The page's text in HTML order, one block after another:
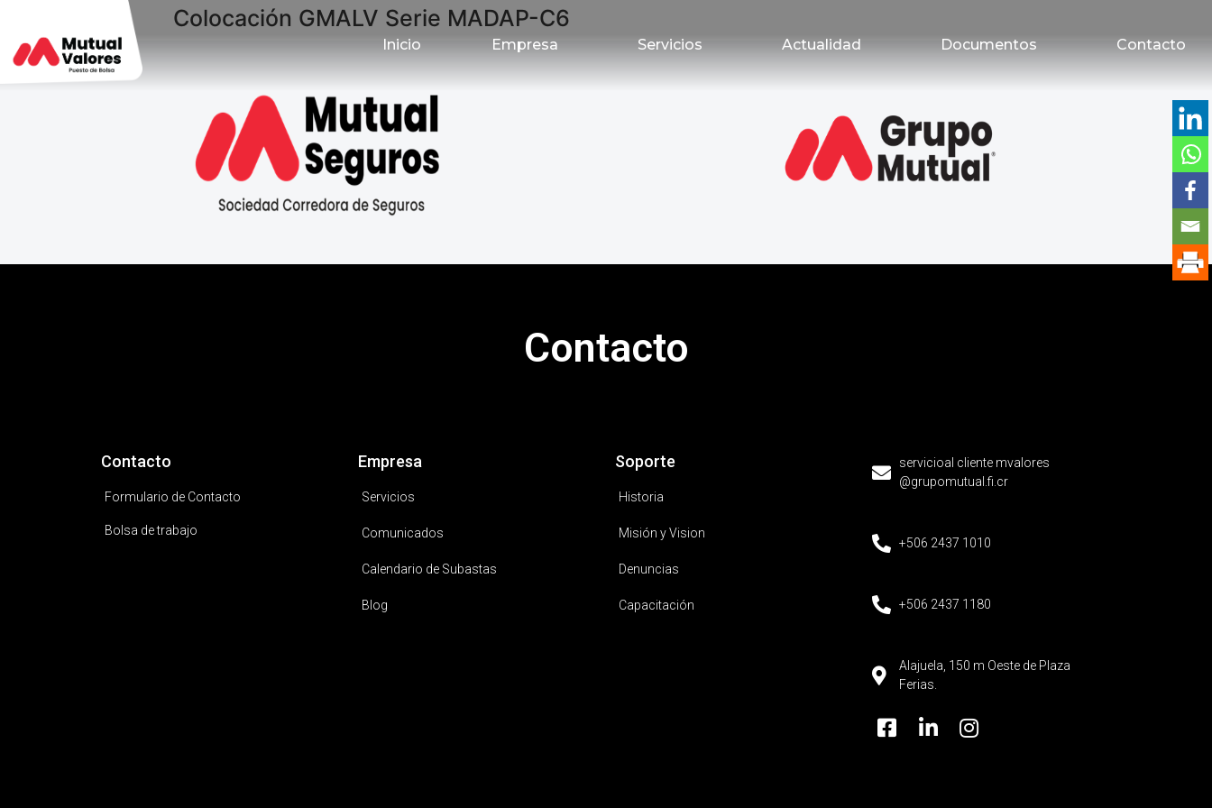
Inicio Empresa Servicios Actualidad Documentos Contacto
Colocación GMALV Serie MADAP-C6
Contacto
Contacto
Formulario de Contacto
Bolsa de trabajo
Empresa
Servicios
Comunicados
Calendario de Subastas
Blog
Soporte
Historia
Misión y Vision
Denuncias
Capacitación
servicioal cliente mvalores
@grupomutual.fi.cr
+506 2437 1010
+506 2437 1180
Alajuela, 150 m Oeste de Plaza
Ferias.